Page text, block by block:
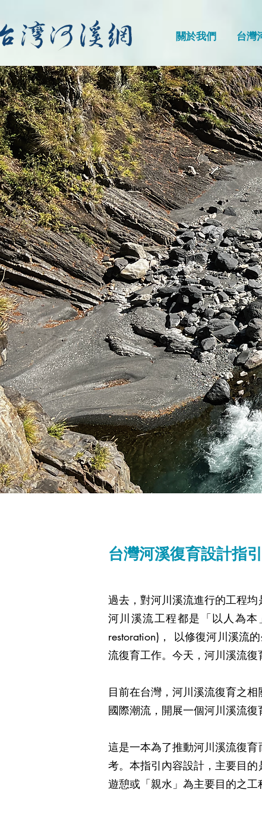
關於我們 台灣
台灣河溪復育設計指
過去，對河川溪流進行的工程
河川溪流工程都是「以人為
restoration)， 以修復河川溪流
流復育工作。今天，河川溪流復
目前在台灣，河川溪流復育之
國際潮流，開展一個河川溪流復
這是一本為了推動河川溪流復
考。本指引內容設計，主要目
遊憩或「親水」為主要目的之工